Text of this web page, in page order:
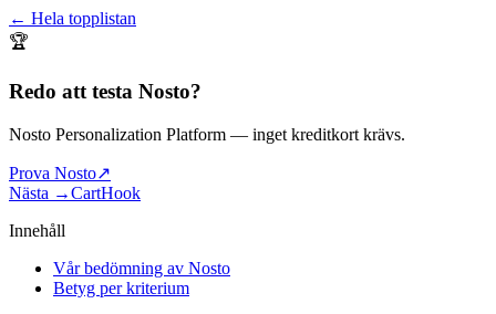
← Hela topplistan
🏆
Redo att testa Nosto?
Nosto Personalization Platform — inget kreditkort krävs.
Prova Nosto↗
Nästa →CartHook
Innehåll
Vår bedömning av Nosto
Betyg per kriterium